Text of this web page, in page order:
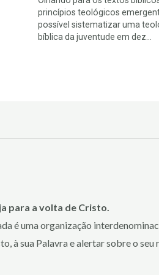
princípios teológicos
possível sistematizar uma
bíblica da juventude em dez...
para a volta de Cristo.
é uma organização
à sua Palavra e alertar sobre o seu